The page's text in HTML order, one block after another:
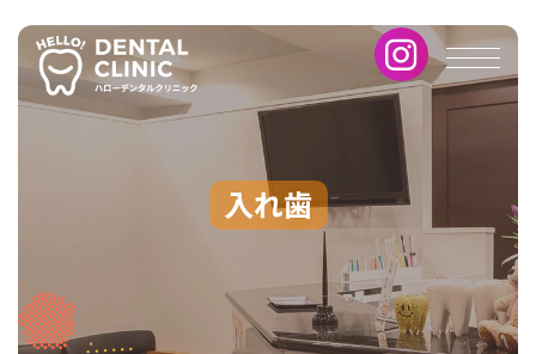
入
れ
歯
入れ歯